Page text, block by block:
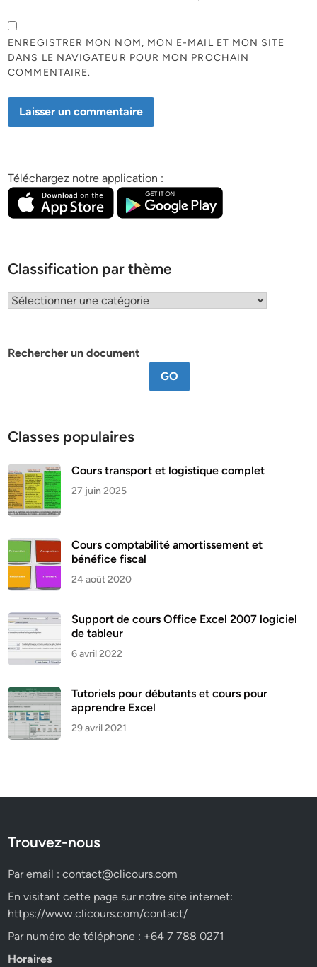
ENREGISTRER MON NOM, MON E-MAIL ET MON SITE
DANS LE NAVIGATEUR POUR MON PROCHAIN
COMMENTAIRE.
Téléchargez notre application :
Classification par thème
Classification
Rechercher un document
GO
Classes populaires
Cours transport et logistique complet
27 juin 2025
Cours comptabilité amortissement et
bénéfice fiscal
24 août 2020
Support de cours Office Excel 2007 logiciel
de tableur
6 avril 2022
Tutoriels pour débutants et cours pour
apprendre Excel
29 avril 2021
Trouvez-nous
Par email :contact@clicours.com
En visitant cette page sur notre site internet:
https://www.clicours.com/contact/
Par numéro de téléphone : +64 7 788 0271
Horaires